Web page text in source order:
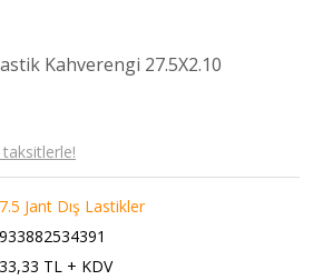
Kahverengi 27.5X2.10
Jant Dış Lastikler
TL + KDV